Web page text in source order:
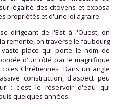
légalité des citoyens et exposa
propriétés et d'une loi agraire.
dirigeant de l'Est à l'Ouest, on
remonte, on traverse le faubourg
place qui porte le nom de
d'un côté par le magnifique
Chrétiennes. Dans un angle
construction, d'aspect peu
: c'est le réservoir d'eau qui
quelques années.